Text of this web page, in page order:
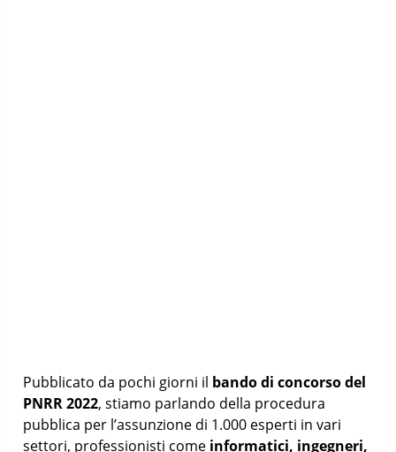
Pubblicato da pochi giorni il bando di concorso del
PNRR 2022, stiamo parlando della procedura
pubblica per l’assunzione di 1.000 esperti in vari
settori, professionisti come informatici, ingegneri,